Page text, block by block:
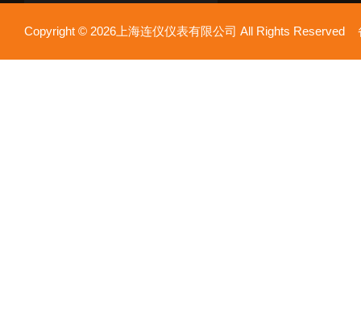
Copyright © 2026上海连仪仪表有限公司 All Rights Reserved